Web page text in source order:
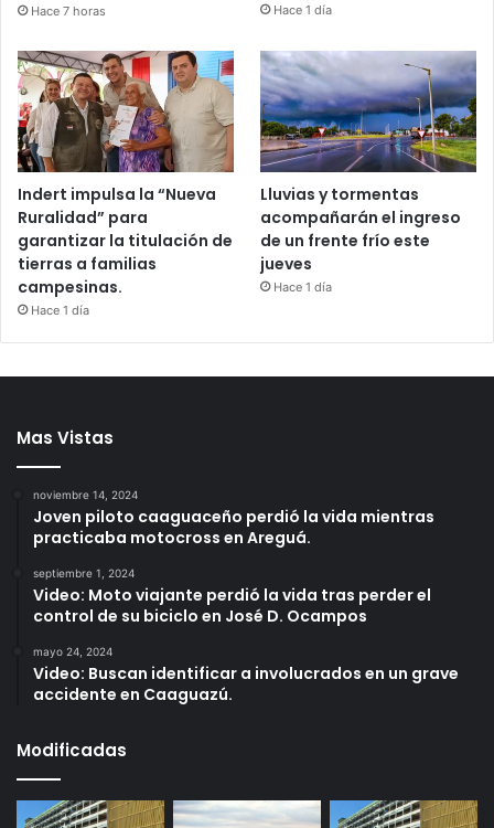
Hace 7 horas Hace 1 día
Indert impulsa la “Nueva
Ruralidad” para
garantizar la titulación de
tierras a familias
campesinas.
Hace 1 día
Lluvias y tormentas
acompañarán el ingreso
de un frente frío este
jueves
Hace 1 día
Mas Vistas
noviembre 14, 2024
Joven piloto caaguaceño perdió la vida mientras
practicaba motocross en Areguá.
septiembre 1, 2024
Video: Moto viajante perdió la vida tras perder el
control de su biciclo en José D. Ocampos
mayo 24, 2024
Video: Buscan identificar a involucrados en un grave
accidente en Caaguazú.
Modificadas